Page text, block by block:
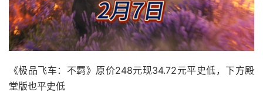
《极品飞车：不羁》原价248元现34.72元平史低，下方殿
堂版也平史低